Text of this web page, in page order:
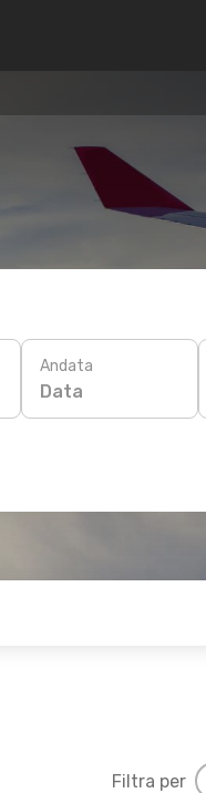
Andata
Data
Filtra per